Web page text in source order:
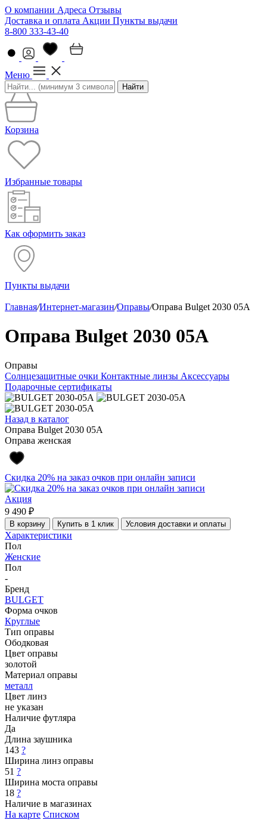
О компании Адреса Отзывы
Доставка и оплата Акции Пункты выдачи
8-800 333-43-40
Меню
Найти
Корзина
Избранные товары
Как оформить заказ
Пункты выдачи
Главная/Интернет-магазин/Оправы/Оправа Bulget 2030 05A
Оправа Bulget 2030 05A
Оправы
Солнцезащитные очки Контактные линзы Аксессуары
Подарочные сертификаты
Назад в каталог
Оправа Bulget 2030 05A
Оправа женская
Скидка 20% на заказ очков при онлайн записи
Акция
9 490 ₽
В корзину Купить в 1 клик Условия доставки и оплаты
Характеристики
Пол
Женские
Пол
-
Бренд
BULGET
Форма очков
Круглые
Тип оправы
Ободковая
Цвет оправы
золотой
Материал оправы
металл
Цвет линз
не указан
Наличие футляра
Да
Длина заушника
143 ?
Ширина линз оправы
51 ?
Ширина моста оправы
18 ?
Наличие в магазинах
На карте Списком